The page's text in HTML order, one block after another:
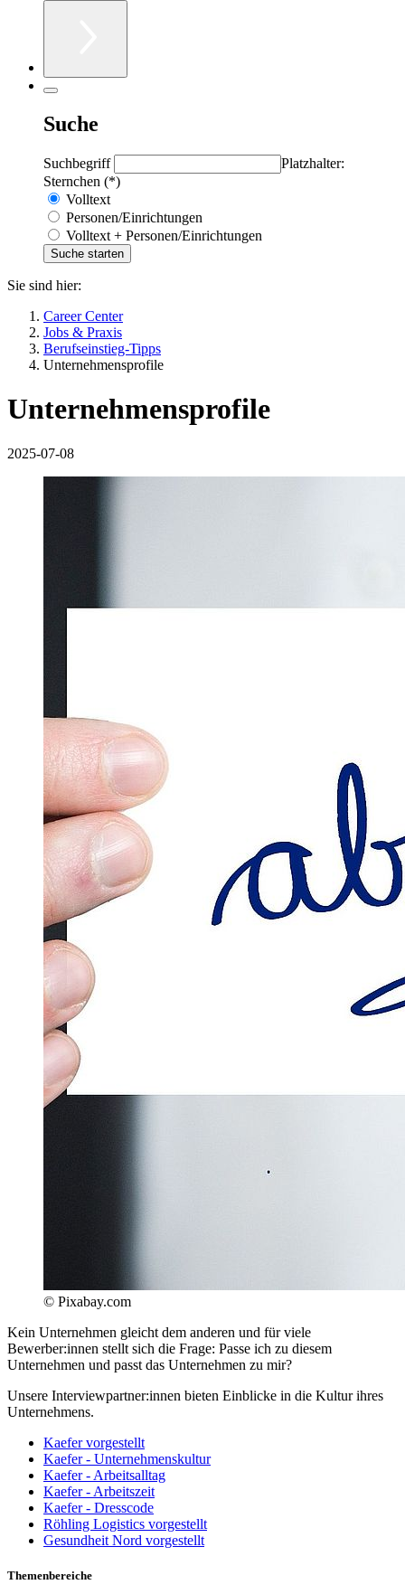
Suche
Suchbegriff
Platzhalter:
Sternchen (*)
Volltext
Personen/Einrichtungen
Volltext + Personen/Einrichtungen
Sie sind hier:
Career Center
Jobs & Praxis
Berufseinstieg-Tipps
Unternehmensprofile
Unternehmensprofile
2025-07-08
© Pixabay.com
Kein Unternehmen gleicht dem anderen und für viele
Bewerber:innen stellt sich die Frage: Passe ich zu diesem
Unternehmen und passt das Unternehmen zu mir?
Unsere Interviewpartner:innen bieten Einblicke in die Kultur ihres
Unternehmens.
Kaefer vorgestellt
Kaefer - Unternehmenskultur
Kaefer - Arbeitsalltag
Kaefer - Arbeitszeit
Kaefer - Dresscode
Röhling Logistics vorgestellt
Gesundheit Nord vorgestellt
Themenbereiche